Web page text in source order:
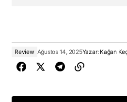
Review Ağustos 14, 2025Yazar: Kağan